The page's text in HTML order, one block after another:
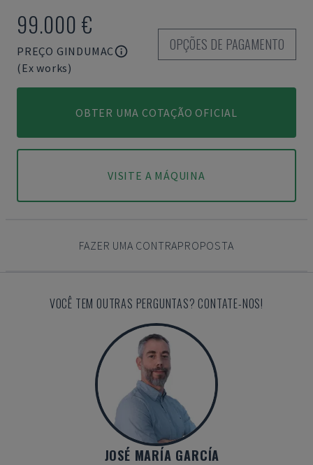
99.000 €
PREÇO GINDUMAC
(Ex works)
OPÇÕES DE PAGAMENTO
OBTER UMA COTAÇÃO OFICIAL
VISITE A MÁQUINA
FAZER UMA CONTRAPROPOSTA
VOCÊ TEM OUTRAS PERGUNTAS? CONTATE-NOS!
JOSÉ MARÍA GARCÍA